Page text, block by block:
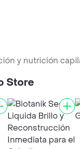
y nutrición
Store